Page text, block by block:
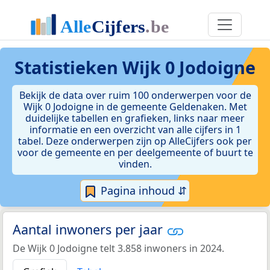
Statistieken Wijk 0 Jodoigne
Bekijk de data over ruim 100 onderwerpen voor de
Wijk 0 Jodoigne in de gemeente Geldenaken. Met
duidelijke tabellen en grafieken, links naar meer
informatie en een overzicht van alle cijfers in 1
tabel. Deze onderwerpen zijn op AlleCijfers ook per
voor de gemeente en per deelgemeente of buurt te
vinden.
Pagina inhoud ⇵
Aantal inwoners per jaar
De Wijk 0 Jodoigne telt 3.858 inwoners in 2024.